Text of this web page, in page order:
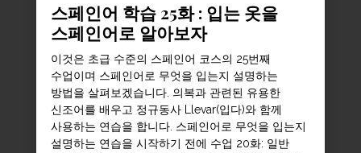
스페인어 학습 25화 : 입는 옷을
스페인어로 알아보자
이것은 초급 수준의 스페인어 코스의 25번째
수업이며 스페인어로 무엇을 입는지 설명하는
방법을 살펴보겠습니다. 의복과 관련된 유용한
신조어를 배우고 정규동사 Llevar(입다)와 함께
사용하는 연습을 합니다. 스페인어로 무엇을 입는지
설명하는 연습을 시작하기 전에 수업 20화: 일반